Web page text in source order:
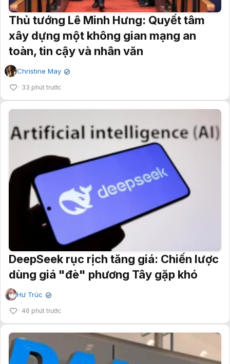
Thủ tướng Lê Minh Hưng: Quyết tâm
xây dựng một không gian mạng an
toàn, tin cậy và nhân văn
Christine May ✔
33 phút trước
DeepSeek rục rịch tăng giá: Chiến lược
dùng giá "đè" phương Tây gặp khó
Hư Trúc ✔
46 phút trước